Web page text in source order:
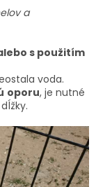
a
s použitím
voda.
oporu, je nutné